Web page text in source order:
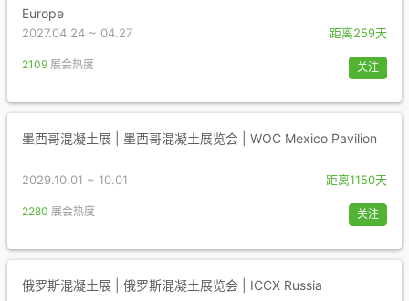
Europe
2027.04.24 ~ 04.27 距离259天
2109 展会热度 关注
墨西哥混凝土展 | 墨西哥混凝土展览会 | WOC Mexico Pavilion
2029.10.01 ~ 10.01 距离1150天
2280 展会热度 关注
俄罗斯混凝土展 | 俄罗斯混凝土展览会 | ICCX Russia